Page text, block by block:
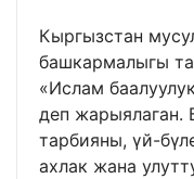
Кыргызстан
башкармалыгы
«Ислам
деп жарыялаган.
тарбияны, үй-
ахлак жана